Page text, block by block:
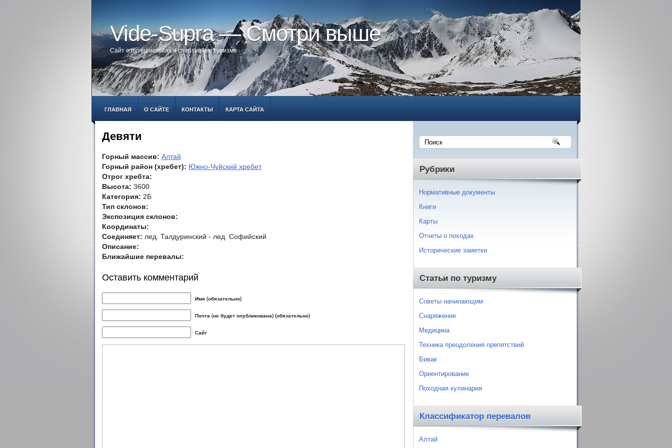
Vide-Supra — Смотри выше
Сайт о путешествиях и спортивном туризме
ГЛАВНАЯ О САЙТЕ КОНТАКТЫ КАРТА САЙТА
Девяти
Горный массив: Алтай
Горный район (хребет): Южно-Чуйский хребет
Отрог хребта:
Высота: 3600
Категория: 2Б
Тип склонов:
Экспозиция склонов:
Координаты:
Соединяет: лед. Талдуринский - лед. Софийский
Описание:
Ближайшие перевалы:
Оставить комментарий
Имя (обязательно)
Почта (не будет опубликована) (обязательно)
Сайт
Рубрики
Нормативные документы
Книги
Карты
Отчеты о походах
Исторические заметки
Статьи по туризму
Советы начинающим
Снаряжение
Медицина
Техника преодоления препятствий
Бивак
Ориентирование
Походная кулинария
Классификатор перевалов
Алтай